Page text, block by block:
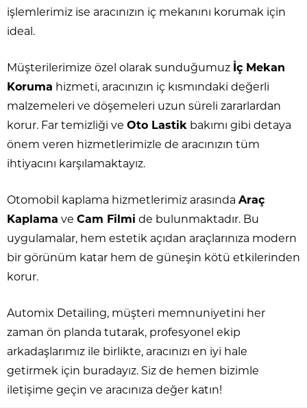
işlemlerimiz ise aracınızın iç mekanını korumak için
ideal.
Müşterilerimize özel olarak sunduğumuz İç Mekan
Koruma hizmeti, aracınızın iç kısmındaki değerli
malzemeleri ve döşemeleri uzun süreli zararlardan
korur. Far temizliği ve Oto Lastik bakımı gibi detaya
önem veren hizmetlerimizle de aracınızın tüm
ihtiyacını karşılamaktayız.
Otomobil kaplama hizmetlerimiz arasında Araç
Kaplama ve Cam Filmi de bulunmaktadır. Bu
uygulamalar, hem estetik açıdan araçlarınıza modern
bir görünüm katar hem de güneşin kötü etkilerinden
korur.
Automix Detailing, müşteri memnuniyetini her
zaman ön planda tutarak, profesyonel ekip
arkadaşlarımız ile birlikte, aracınızı en iyi hale
getirmek için buradayız. Siz de hemen bizimle
iletişime geçin ve aracınıza değer katın!